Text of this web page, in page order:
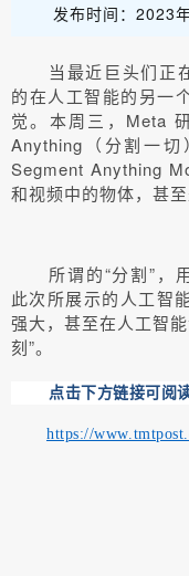
发布时间：2023
当最近巨头们正
的在人工智能的另一
觉。本周三，Meta
Anything（分割一
Segment Anything
和视频中的物体，甚
所谓的“分割”，
此次所展示的人工智
强大，甚至在人工智
刻”。
点击下方链接可阅
https://